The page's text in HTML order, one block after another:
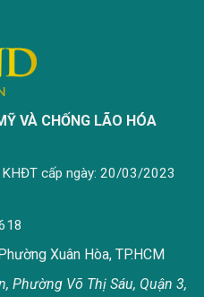
VÀ CHỐNG LÃO HÓA
cấp ngày: 20/03/2023
Xuân Hòa, TP.HCM
Phường Võ Thị Sáu, Quận 3,